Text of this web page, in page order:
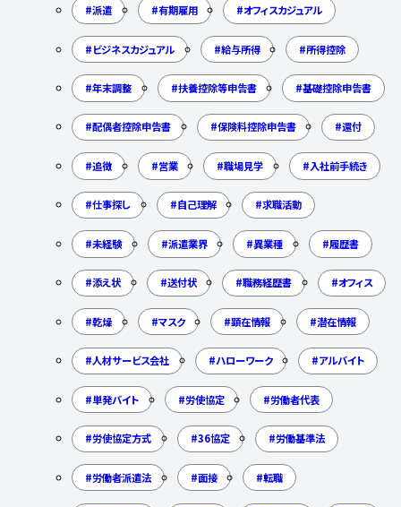
派遣 有期雇用 オフィスカジュアル
ビジネスカジュアル 給与所得 所得控除
年末調整 扶養控除等申告書 基礎控除申告書
配偶者控除申告書 保険料控除申告書 還付
追徴 営業 職場見学 入社前手続き
仕事探し 自己理解 求職活動
未経験 派遣業界 異業種 履歴書
添え状 送付状 職務経歴書 オフィス
乾燥 マスク 顕在情報 潜在情報
人材サービス会社 ハローワーク アルバイト
単発バイト 労使協定 労働者代表
労使協定方式 36協定 労働基準法
労働者派遣法 面接 転職